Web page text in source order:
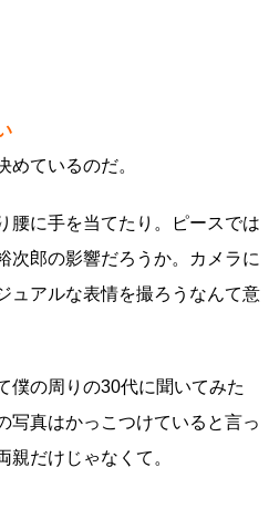
めているのだ。
腰に手を当てたり。ピースでは
次郎の影響だろうか。カメラに
ュアルな表情を撮ろうなんて意
僕の周りの30代に聞いてみた
写真はかっこつけていると言っ
親だけじゃなくて。